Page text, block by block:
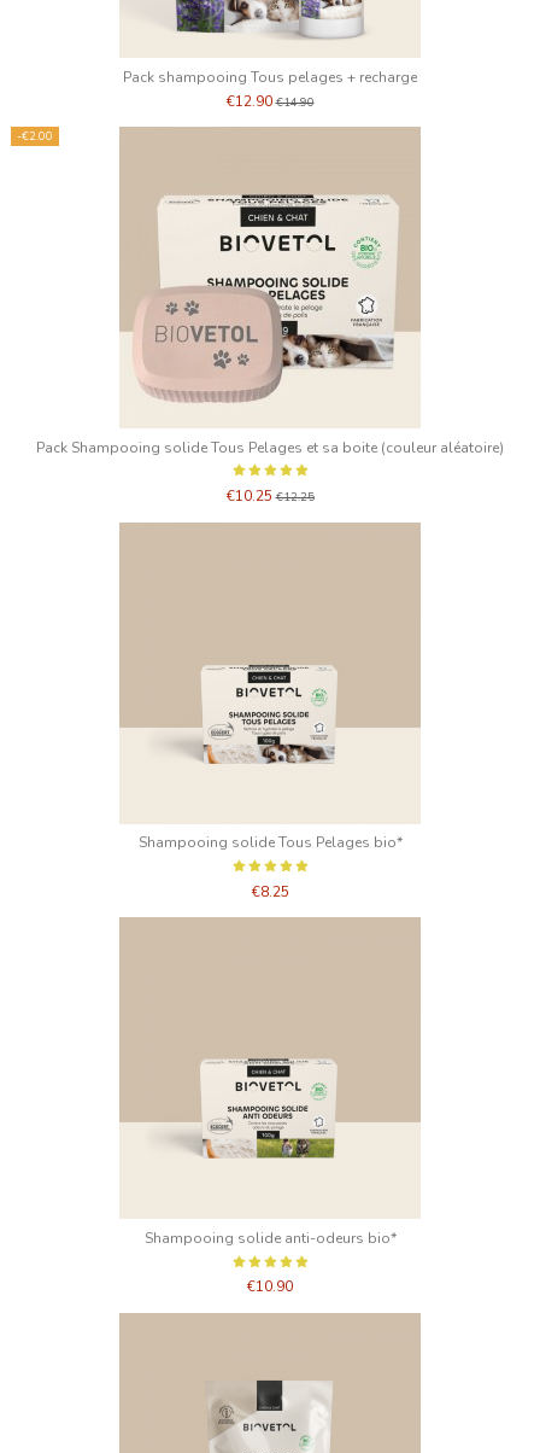
Pack shampooing Tous pelages + recharge
€12.90€14.90
-€2.00
Pack Shampooing solide Tous Pelages et sa boite (couleur aléatoire)
€10.25€12.25
Shampooing solide Tous Pelages bio*
€8.25
Shampooing solide anti-odeurs bio*
€10.90